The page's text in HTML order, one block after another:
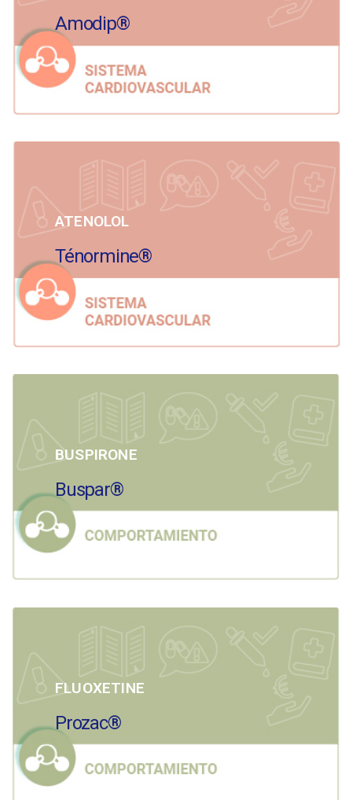
Amodip®
ATENOLOL
Ténormine®
BUSPIRONE
Buspar®
FLUOXETINE
Prozac®